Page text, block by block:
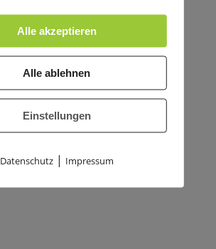
Alle akzeptieren
Alle ablehnen
Einstellungen
Datenschutz| Impressum